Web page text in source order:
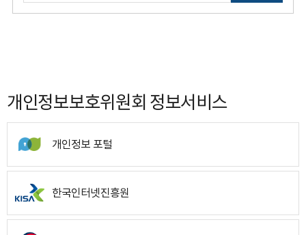
개인정보보호위원회 정보서비스
개인정보 포털
한국인터넷진흥원